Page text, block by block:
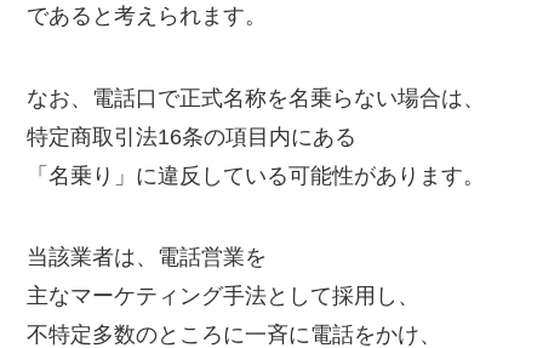
であると考えられます。
なお、電話口で正式名称を名乗らない場合は、
特定商取引法16条の項目内にある
「名乗り」に違反している可能性があります。
当該業者は、電話営業を
主なマーケティング手法として採用し、
不特定多数のところに一斉に電話をかけ、